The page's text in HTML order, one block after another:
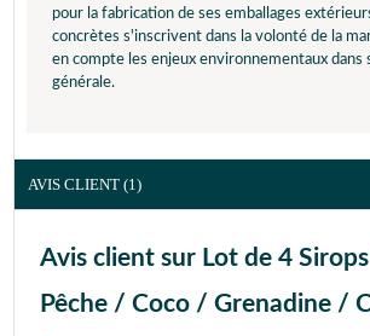
pour la fabrication de ses emballages
concrètes s'inscrivent dans la volonté de la
en compte les enjeux environnementaux dans
générale.
AVIS CLIENT (1)
Avis client sur Lot de 4
Pêche / Coco / Grenadine /